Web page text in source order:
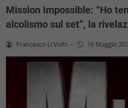
Mission Impossible: “Ho
alcolismo sul set”, la
Francesco Li Volti - 16 Maggio